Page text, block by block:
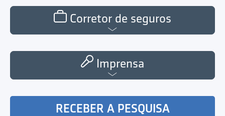
Corretor de seguros
Imprensa
RECEBER A PESQUISA